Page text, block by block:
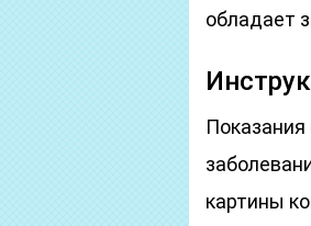
обладает
картины